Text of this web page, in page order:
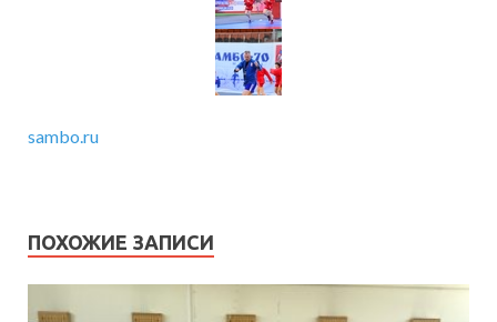
sambo.ru
ПОХОЖИЕ ЗАПИСИ